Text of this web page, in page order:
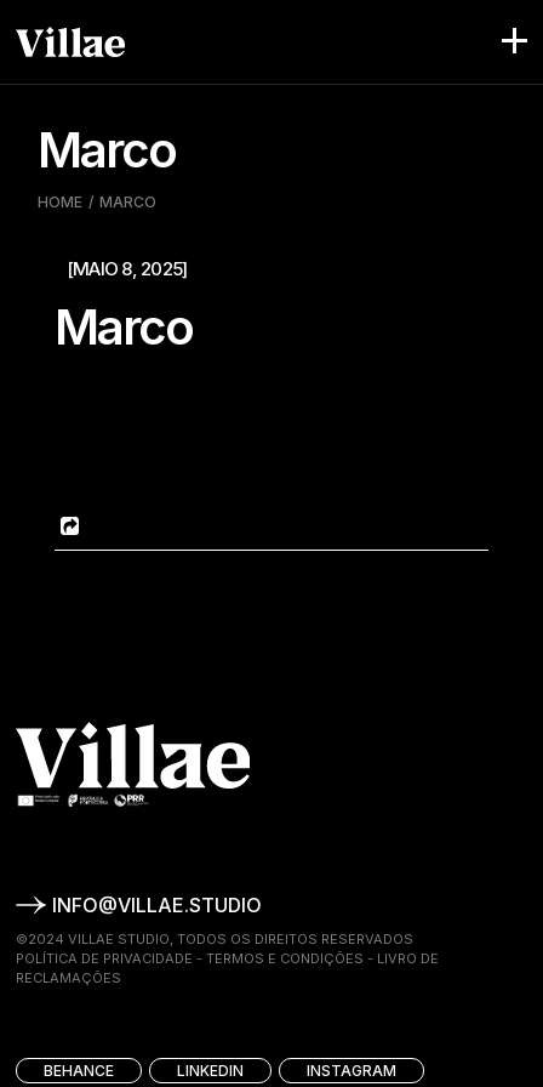
to
the
Marco
HOME MARCO
[MAIO 8, 2025]
Marco
INFO@VILLAE.STUDIO
©2024 VILLAE STUDIO, TODOS OS DIREITOS RESERVADOS
POLÍTICA DE PRIVACIDADE -TERMOS E CONDIÇÕES - LIVRO DE
RECLAMAÇÕES
BEHANCE LINKEDIN INSTAGRAM